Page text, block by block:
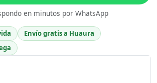
en minutos por WhatsApp
Envío gratis a Huaura